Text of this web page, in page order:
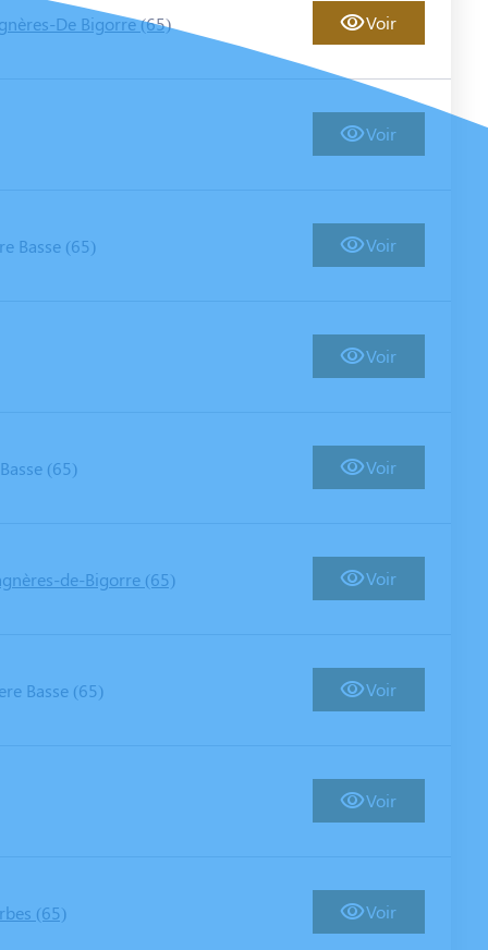
De Bigorre (65) Voir
Voir
Basse (65) Voir
Voir
(65) Voir
de-Bigorre (65) Voir
Basse (65) Voir
Voir
(65) Voir